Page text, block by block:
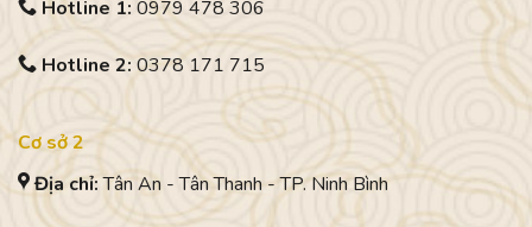
Hotline 1: 0979 478 306
Hotline 2:0378 171 715
Cơ sở 2
Địa chỉ:Tân An - Tân Thanh - TP. Ninh Bình